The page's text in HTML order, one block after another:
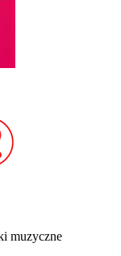
muzyczne